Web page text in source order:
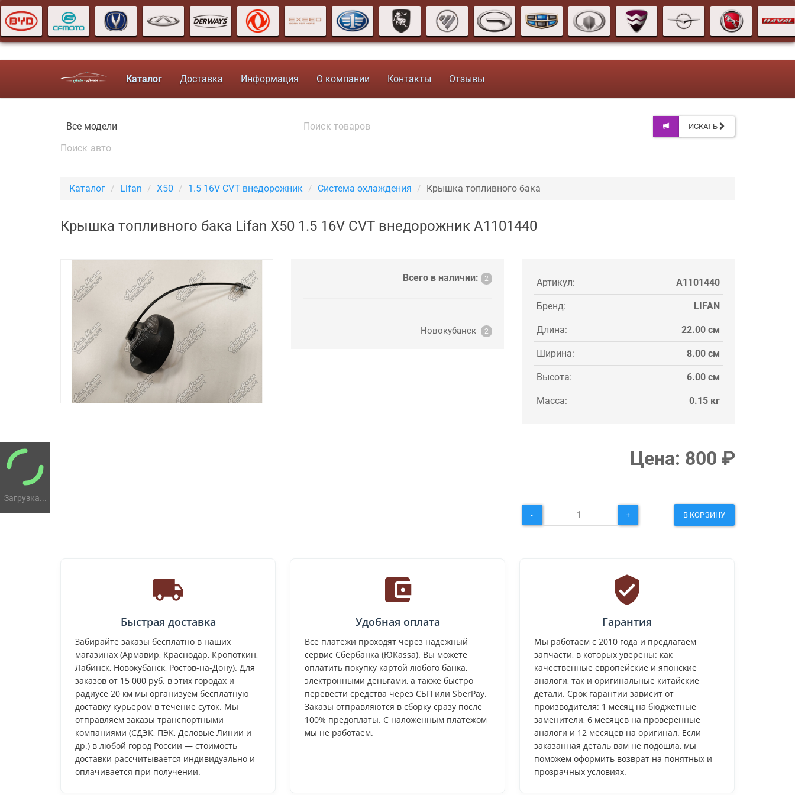
Загрузка...
Каталог Доставка Информация О компании Контакты Отзывы
ИСКАТЬ
Каталог Lifan X50 1.5 16V CVT внедорожник Система охлаждения Крышка топливного бака
Крышка топливного бака Lifan X50 1.5 16V CVT внедорожник A1101440
Всего в наличии: 2
Новокубанск 2
Артикул: A1101440
Бренд: LIFAN
Длина: 22.00 см
Ширина: 8.00 см
Высота: 6.00 см
Масса: 0.15 кг
Цена: 800 ₽
- + В КОРЗИНУ
Быстрая доставка
Забирайте заказы бесплатно в наших
магазинах (Армавир, Краснодар, Кропоткин,
Лабинск, Новокубанск, Ростов-на-Дону). Для
заказов от 15 000 руб. в этих городах и
радиусе 20 км мы организуем бесплатную
доставку курьером в течение суток. Мы
отправляем заказы транспортными
компаниями (СДЭК, ПЭК, Деловые Линии и
др.) в любой город России — стоимость
доставки рассчитывается индивидуально и
оплачивается при получении.
Удобная оплата
Все платежи проходят через надежный
сервис Сбербанка (ЮKassa). Вы можете
оплатить покупку картой любого банка,
электронными деньгами, а также быстро
перевести средства через СБП или SberPay.
Заказы отправляются в сборку сразу после
100% предоплаты. С наложенным платежом
мы не работаем.
Гарантия
Мы работаем с 2010 года и предлагаем
запчасти, в которых уверены: как
качественные европейские и японские
аналоги, так и оригинальные китайские
детали. Срок гарантии зависит от
производителя: 1 месяц на бюджетные
заменители, 6 месяцев на проверенные
аналоги и 12 месяцев на оригинал. Если
заказанная деталь вам не подошла, мы
поможем оформить возврат на понятных и
прозрачных условиях.